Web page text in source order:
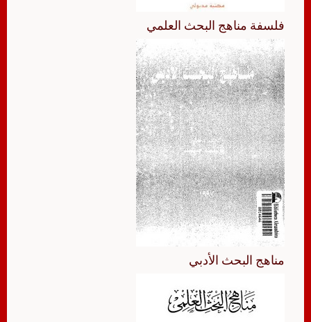
فلسفة مناهج البحث العلمي
مناهج البحث الأدبي